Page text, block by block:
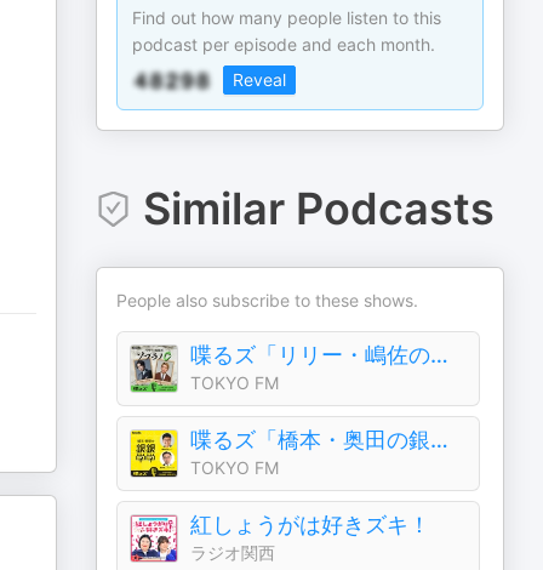
Find out how many people listen to this
podcast per episode and each month.
Reveal
Similar Podcasts
People also subscribe to these shows.
喋るズ「リリー・嶋佐のソプラノC」
TOKYO FM
喋るズ「橋本・奥田の銀銀学学」
TOKYO FM
紅しょうがは好きズキ！
ラジオ関西